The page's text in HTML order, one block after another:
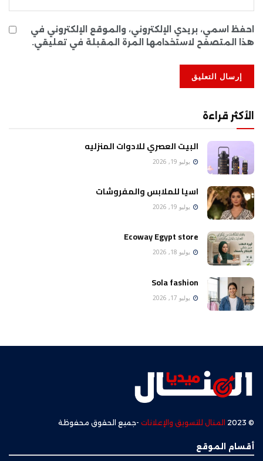
احفظ اسمي، بريدي الإلكتروني، والموقع الإلكتروني في
هذا المتصفح لاستخدامها المرة المقبلة في تعليقي.
الأكثر قراءة
البيت العصري للادوات المنزليه
يوليو 19, 2026
اسيا للملابس والمفروشات
يوليو 19, 2026
Ecoway Egypt store
يوليو 18, 2026
Sola fashion
يوليو 17, 2026
© 2023 المنال للتسويق والإعلانات -جميع الحقوق محفوظة
أقسام الموقع